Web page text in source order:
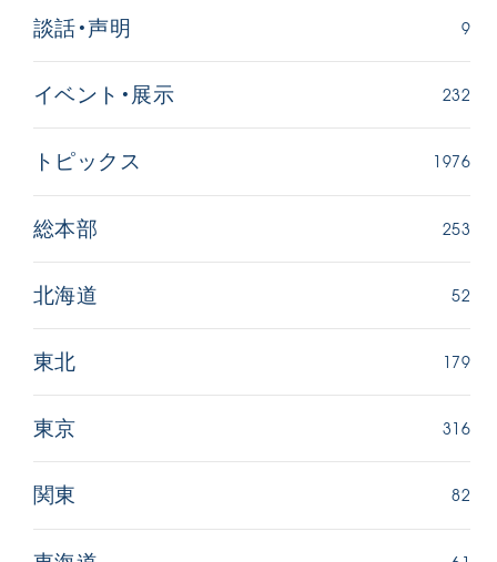
談話・声明 9
イベント・展示 232
トピックス 1976
総本部 253
北海道 52
東北 179
東京 316
関東 82